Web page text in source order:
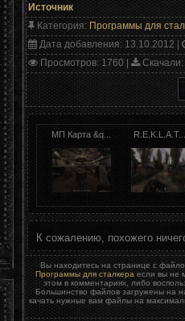
Источник
Категория: Программы для
Дата добавления: 13.10.2012 |
Просмотров: 1760 | Скачали
МП Карта &q...
К сожалению, похожего
Вы находитесь на странице с
Программы для сталкера если вы не
этом в комментариях, либо
Большинство файлов загружены на
качать нужные вам файлы на